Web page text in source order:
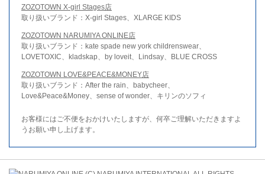
ZOZOTOWN X-girl Stages店
取り扱いブランド：X-girl Stages、XLARGE KIDS
ZOZOTOWN NARUMIYA ONLINE店
取り扱いブランド：kate spade new york childrenswear、
LOVETOXIC、kladskap、by loveit、Lindsay、BLUE CROSS
ZOZOTOWN LOVE&PEACE&MONEY店
取り扱いブランド：After the rain、babycheer、
Love&Peace&Money、sense of wonder、キリンのソフィ
お客様にはご不便をおかけいたしますが、何卒ご理解いただきますよ
うお願い申し上げます。